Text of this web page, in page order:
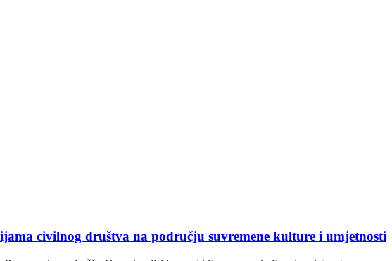
civilnog društva na području suvremene kulture i umjetnosti